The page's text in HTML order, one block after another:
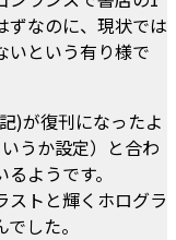
ずなのに、現状では
いという有り様で
)が復刊になったよ
うか設定）と合わ
ようです。
ストと輝くホログラ
した。